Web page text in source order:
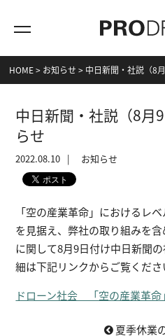
HOME> お知らせ > 中日新聞・社説（8
中日新聞・社説（8月
らせ
2022.08.10 お知らせ
「空の産業革命」におけるレ
を見据え、弊社の取り組みを
に関して8月9日付け中日新聞
細は下記リンクからご覧くださ
ドローン社会 「空の産業革命
夏季休業